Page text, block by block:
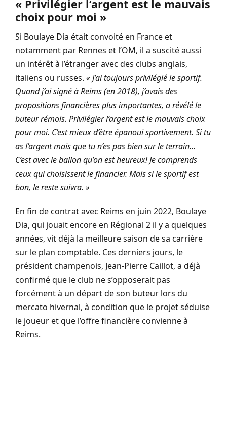
« Privilégier l’argent est le mauvais
choix pour moi »
Si Boulaye Dia était convoité en France et
notamment par Rennes et l’OM, il a suscité aussi
un intérêt à l’étranger avec des clubs anglais,
italiens ou russes. « J’ai toujours privilégié le sportif.
Quand j’ai signé à Reims (en 2018), j’avais des
propositions financières plus importantes, a révélé le
buteur rémois. Privilégier l’argent est le mauvais choix
pour moi. C’est mieux d’être épanoui sportivement. Si tu
as l’argent mais que tu n’es pas bien sur le terrain…
C’est avec le ballon qu’on est heureux! Je comprends
ceux qui choisissent le financier. Mais si le sportif est
bon, le reste suivra. »
En fin de contrat avec Reims en juin 2022, Boulaye
Dia, qui jouait encore en Régional 2 il y a quelques
années, vit déjà la meilleure saison de sa carrière
sur le plan comptable. Ces derniers jours, le
président champenois, Jean-Pierre Caillot, a déjà
confirmé que le club ne s’opposerait pas
forcément à un départ de son buteur lors du
mercato hivernal, à condition que le projet séduise
le joueur et que l’offre financière convienne à
Reims.